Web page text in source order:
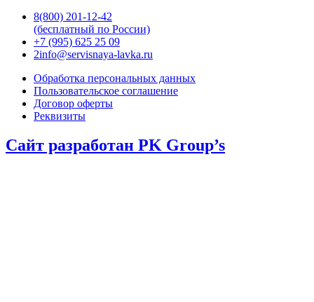
8(800) 201-12-42
(бесплатный по России)
+7 (995) 625 25 09
2info@servisnaya-lavka.ru
Обработка персональных данных
Пользовательское соглашение
Договор оферты
Реквизиты
Сайт разработан PK Group’s